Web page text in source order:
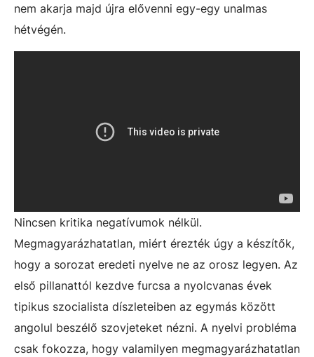
nem akarja majd újra elővenni egy-egy unalmas
hétvégén.
Nincsen kritika negatívumok nélkül.
Megmagyarázhatatlan, miért érezték úgy a készítők,
hogy a sorozat eredeti nyelve ne az orosz legyen. Az
első pillanattól kezdve furcsa a nyolcvanas évek
tipikus szocialista díszleteiben az egymás között
angolul beszélő szovjeteket nézni. A nyelvi probléma
csak fokozza, hogy valamilyen megmagyarázhatatlan